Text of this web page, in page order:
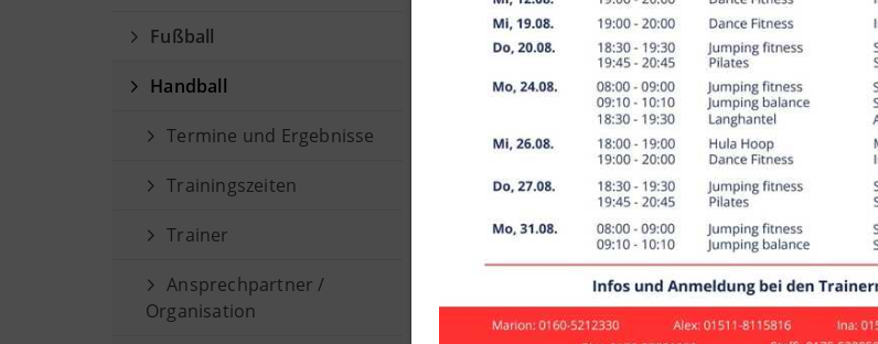
Fußball
Handball
Termine und Ergebnisse
Trainingszeiten
Trainer
Ansprechpartner /
Organisation